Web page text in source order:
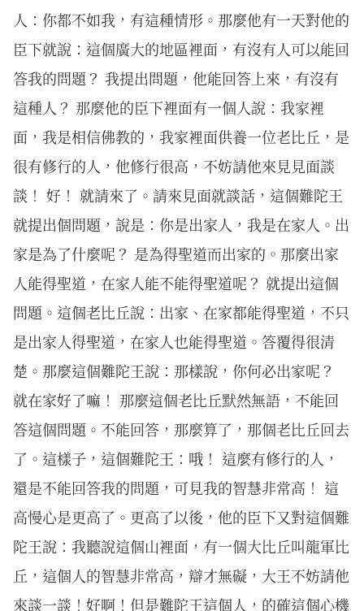
人：你都不如我，有這種情形。那麼他有一天對他的
臣下就說：這個廣大的地區裡面，有沒有人可以能回
答我的問題？ 我提出問題，他能回答上來，有沒有
這種人？ 那麼他的臣下裡面有一個人說：我家裡
面，我是相信佛教的，我家裡面供養一位老比丘，是
很有修行的人，他修行很高，不妨請他來見見面談
談！ 好！ 就請來了。請來見面就談話，這個難陀王
就提出個問題，說是：你是出家人，我是在家人。出
家是為了什麼呢？ 是為得聖道而出家的。那麼出家
人能得聖道，在家人能不能得聖道呢？ 就提出這個
問題。這個老比丘說：出家、在家都能得聖道，不只
是出家人得聖道，在家人也能得聖道。答覆得很清
楚。那麼這個難陀王說：那樣說，你何必出家呢？
就在家好了嘛！ 那麼這個老比丘默然無語，不能回
答這個問題。不能回答，那麼算了，那個老比丘回去
了。這樣子，這個難陀王：哦！ 這麼有修行的人，
還是不能回答我的問題，可見我的智慧非常高！ 這
高慢心是更高了。更高了以後，他的臣下又對這個難
陀王說：我聽說這個山裡面，有一個大比丘叫龍軍比
丘，這個人的智慧非常高，辯才無礙，大王不妨請他
來談一談！好啊！但是難陀王這個人，的確這個心機